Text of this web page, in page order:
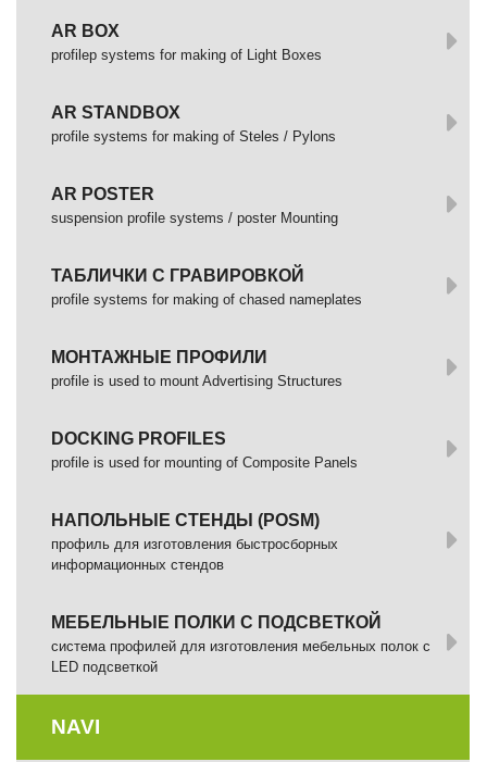
AR BOX
profilep systems for making of Light Boxes
AR STANDBOX
profile systems for making of Steles / Pylons
AR POSTER
suspension profile systems / poster Mounting
ТАБЛИЧКИ С ГРАВИРОВКОЙ
profile systems for making of chased nameplates
МОНТАЖНЫЕ ПРОФИЛИ
profile is used to mount Advertising Structures
DOCKING PROFILES
profile is used for mounting of Composite Panels
НАПОЛЬНЫЕ СТЕНДЫ (POSM)
профиль для изготовления быстросборных
информационных стендов
МЕБЕЛЬНЫЕ ПОЛКИ С ПОДСВЕТКОЙ
cистема профилей для изготовления мебельных полок с
LED подсветкой
NAVI